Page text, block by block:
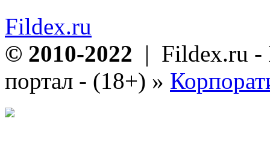
Fildex.ru
© 2010-2022 | Fildex.ru -
портал - (18+) »